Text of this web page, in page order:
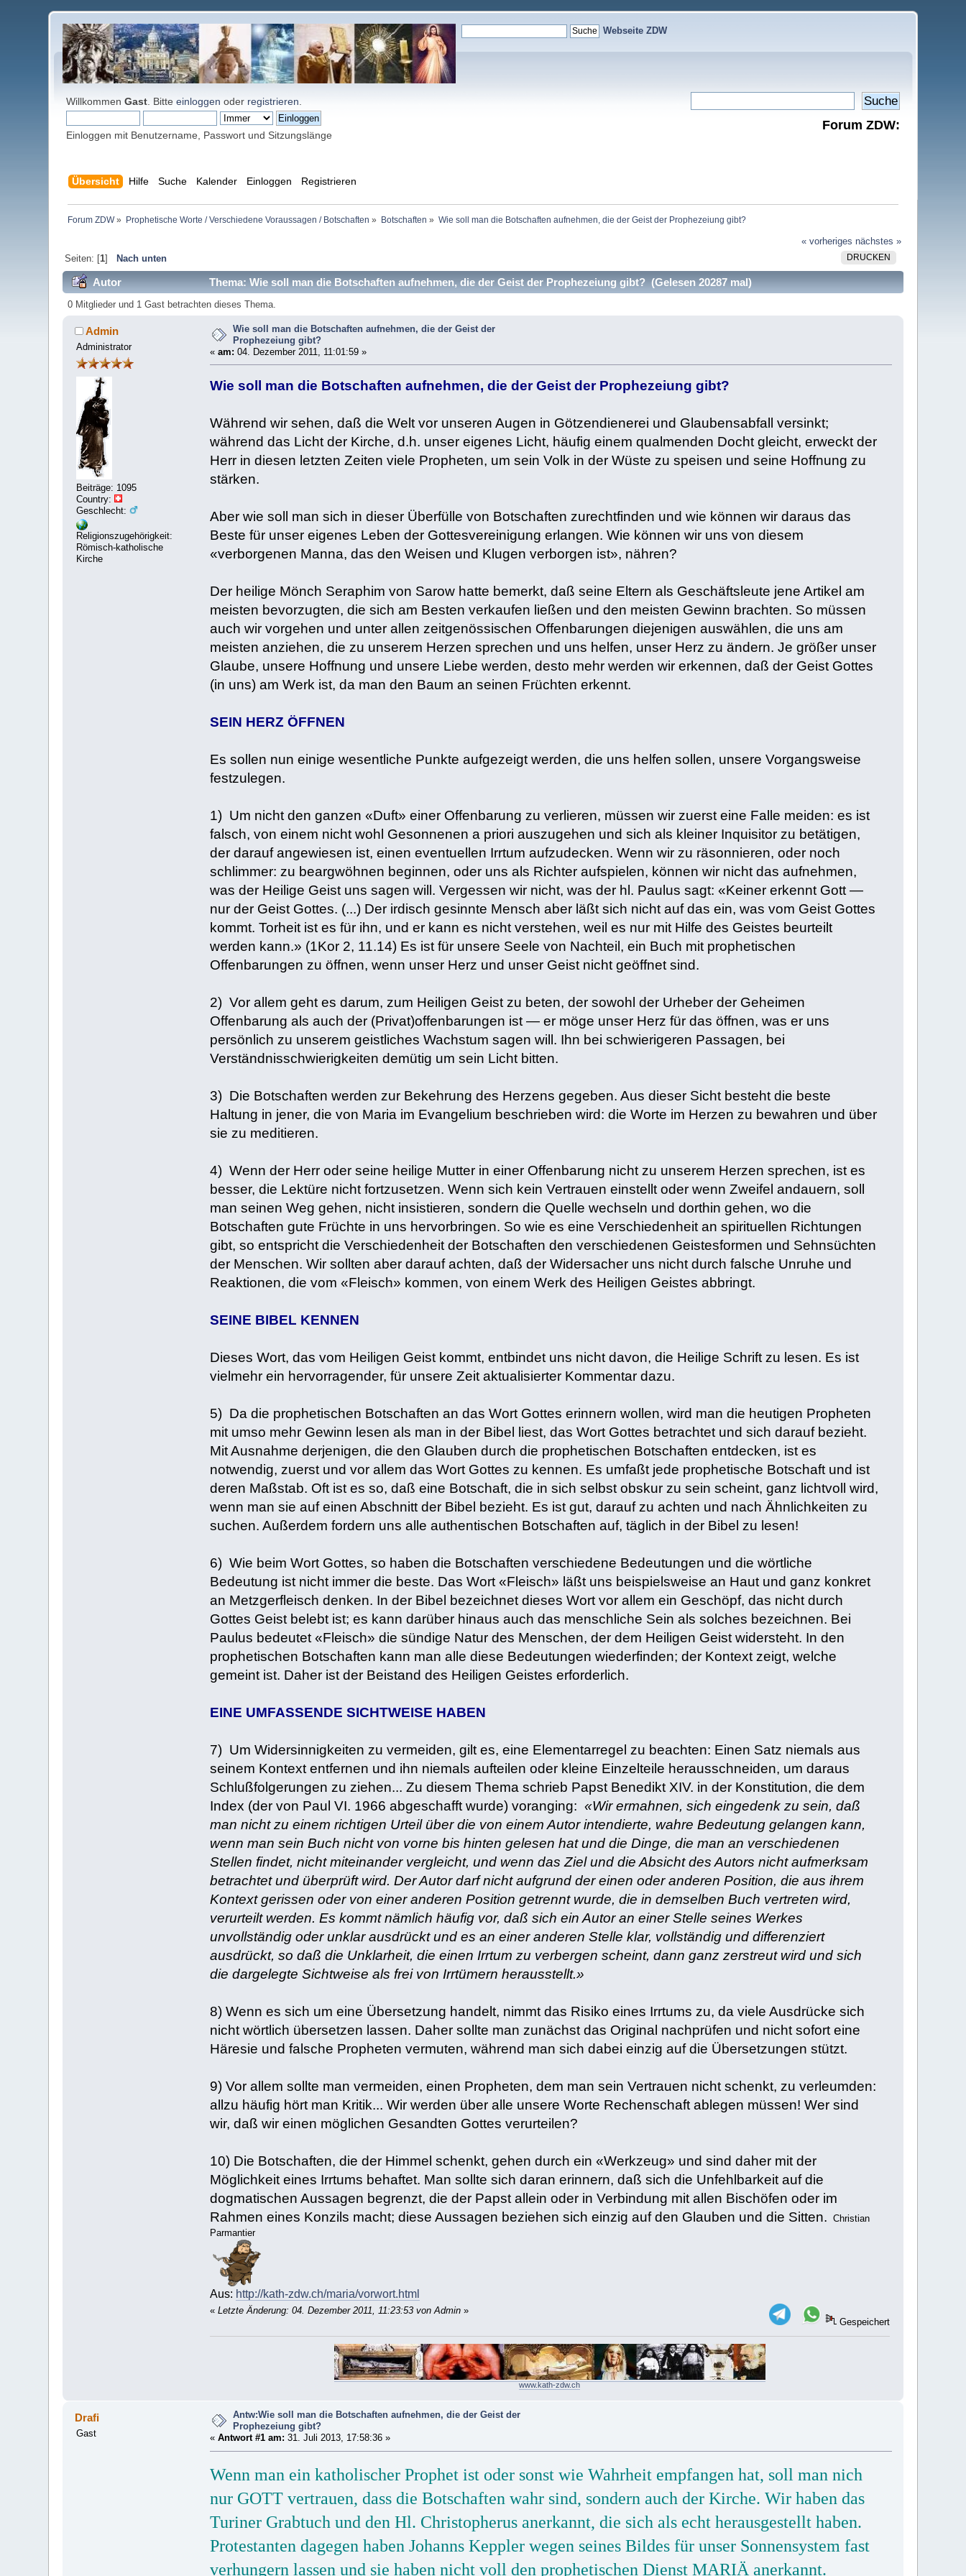
Webseite ZDW
WillkommenGast . Bitteeinloggen oder registrieren
Einloggen mit Benutzername, Passwort und Sitzungslänge
Forum ZDW:
Übersicht Hilfe Suche Kalender Einloggen Registrieren
Forum ZDW» Prophetische Worte / Verschiedene Voraussagen / Botschaften » Botschaften » Wie soll man die Botschaften aufnehmen, die der Geist der Prophezeiung gibt?
« vorheriges nächstes »
DRUCKEN
Seiten: [1] Nach unten
Autor Thema: Wie soll man die Botschaften aufnehmen, die der Geist der Prophezeiung gibt? (Gelesen 20287 mal)
0 Mitglieder und 1 Gast betrachten dieses Thema.
Admin
Administrator
Beiträge: 1095
Country:
Geschlecht:
Religionszugehörigkeit:
Römisch-katholische
Kirche
Wie soll man die Botschaften aufnehmen, die der Geist der
Prophezeiung gibt?
« am: 04. Dezember 2011, 11:01:59 »
Wie soll man die Botschaften aufnehmen, die der Geist der Prophezeiung gibt?
Während wir sehen, daß die Welt vor unseren Augen in Götzendienerei und Glaubensabfall versinkt;
während das Licht der Kirche, d.h. unser eigenes Licht, häufig einem qualmenden Docht gleicht, erweckt der
Herr in diesen letzten Zeiten viele Propheten, um sein Volk in der Wüste zu speisen und seine Hoffnung zu
stärken.
Aber wie soll man sich in dieser Überfülle von Botschaften zurechtfinden und wie können wir daraus das
Beste für unser eigenes Leben der Gottesvereinigung erlangen. Wie können wir uns von diesem
«verborgenen Manna, das den Weisen und Klugen verborgen ist», nähren?
Der heilige Mönch Seraphim von Sarow hatte bemerkt, daß seine Eltern als Geschäftsleute jene Artikel am
meisten bevorzugten, die sich am Besten verkaufen ließen und den meisten Gewinn brachten. So müssen
auch wir vorgehen und unter allen zeitgenössischen Offenbarungen diejenigen auswählen, die uns am
meisten anziehen, die zu unserem Herzen sprechen und uns helfen, unser Herz zu ändern. Je größer unser
Glaube, unsere Hoffnung und unsere Liebe werden, desto mehr werden wir erkennen, daß der Geist Gottes
(in uns) am Werk ist, da man den Baum an seinen Früchten erkennt.
SEIN HERZ ÖFFNEN
Es sollen nun einige wesentliche Punkte aufgezeigt werden, die uns helfen sollen, unsere Vorgangsweise
festzulegen.
1) Um nicht den ganzen «Duft» einer Offenbarung zu verlieren, müssen wir zuerst eine Falle meiden: es ist
falsch, von einem nicht wohl Gesonnenen a priori auszugehen und sich als kleiner Inquisitor zu betätigen,
der darauf angewiesen ist, einen eventuellen Irrtum aufzudecken. Wenn wir zu räsonnieren, oder noch
schlimmer: zu beargwöhnen beginnen, oder uns als Richter aufspielen, können wir nicht das aufnehmen,
was der Heilige Geist uns sagen will. Vergessen wir nicht, was der hl. Paulus sagt: «Keiner erkennt Gott —
nur der Geist Gottes. (...) Der irdisch gesinnte Mensch aber läßt sich nicht auf das ein, was vom Geist Gottes
kommt. Torheit ist es für ihn, und er kann es nicht verstehen, weil es nur mit Hilfe des Geistes beurteilt
werden kann.» (1Kor 2, 11.14) Es ist für unsere Seele von Nachteil, ein Buch mit prophetischen
Offenbarungen zu öffnen, wenn unser Herz und unser Geist nicht geöffnet sind.
2) Vor allem geht es darum, zum Heiligen Geist zu beten, der sowohl der Urheber der Geheimen
Offenbarung als auch der (Privat)offenbarungen ist — er möge unser Herz für das öffnen, was er uns
persönlich zu unserem geistliches Wachstum sagen will. Ihn bei schwierigeren Passagen, bei
Verständnisschwierigkeiten demütig um sein Licht bitten.
3) Die Botschaften werden zur Bekehrung des Herzens gegeben. Aus dieser Sicht besteht die beste
Haltung in jener, die von Maria im Evangelium beschrieben wird: die Worte im Herzen zu bewahren und über
sie zu meditieren.
4) Wenn der Herr oder seine heilige Mutter in einer Offenbarung nicht zu unserem Herzen sprechen, ist es
besser, die Lektüre nicht fortzusetzen. Wenn sich kein Vertrauen einstellt oder wenn Zweifel andauern, soll
man seinen Weg gehen, nicht insistieren, sondern die Quelle wechseln und dorthin gehen, wo die
Botschaften gute Früchte in uns hervorbringen. So wie es eine Verschiedenheit an spirituellen Richtungen
gibt, so entspricht die Verschiedenheit der Botschaften den verschiedenen Geistesformen und Sehnsüchten
der Menschen. Wir sollten aber darauf achten, daß der Widersacher uns nicht durch falsche Unruhe und
Reaktionen, die vom «Fleisch» kommen, von einem Werk des Heiligen Geistes abbringt.
SEINE BIBEL KENNEN
Dieses Wort, das vom Heiligen Geist kommt, entbindet uns nicht davon, die Heilige Schrift zu lesen. Es ist
vielmehr ein hervorragender, für unsere Zeit aktualisierter Kommentar dazu.
5) Da die prophetischen Botschaften an das Wort Gottes erinnern wollen, wird man die heutigen Propheten
mit umso mehr Gewinn lesen als man in der Bibel liest, das Wort Gottes betrachtet und sich darauf bezieht.
Mit Ausnahme derjenigen, die den Glauben durch die prophetischen Botschaften entdecken, ist es
notwendig, zuerst und vor allem das Wort Gottes zu kennen. Es umfaßt jede prophetische Botschaft und ist
deren Maßstab. Oft ist es so, daß eine Botschaft, die in sich selbst obskur zu sein scheint, ganz lichtvoll wird,
wenn man sie auf einen Abschnitt der Bibel bezieht. Es ist gut, darauf zu achten und nach Ähnlichkeiten zu
suchen. Außerdem fordern uns alle authentischen Botschaften auf, täglich in der Bibel zu lesen!
6) Wie beim Wort Gottes, so haben die Botschaften verschiedene Bedeutungen und die wörtliche
Bedeutung ist nicht immer die beste. Das Wort «Fleisch» läßt uns beispielsweise an Haut und ganz konkret
an Metzgerfleisch denken. In der Bibel bezeichnet dieses Wort vor allem ein Geschöpf, das nicht durch
Gottes Geist belebt ist; es kann darüber hinaus auch das menschliche Sein als solches bezeichnen. Bei
Paulus bedeutet «Fleisch» die sündige Natur des Menschen, der dem Heiligen Geist widersteht. In den
prophetischen Botschaften kann man alle diese Bedeutungen wiederfinden; der Kontext zeigt, welche
gemeint ist. Daher ist der Beistand des Heiligen Geistes erforderlich.
EINE UMFASSENDE SICHTWEISE HABEN
7) Um Widersinnigkeiten zu vermeiden, gilt es, eine Elementarregel zu beachten: Einen Satz niemals aus
seinem Kontext entfernen und ihn niemals aufteilen oder kleine Einzelteile herausschneiden, um daraus
Schlußfolgerungen zu ziehen... Zu diesem Thema schrieb Papst Benedikt XIV. in der Konstitution, die dem
Index (der von Paul VI. 1966 abgeschafft wurde) voranging: «Wir ermahnen, sich eingedenk zu sein, daß
man nicht zu einem richtigen Urteil über die von einem Autor intendierte, wahre Bedeutung gelangen kann,
wenn man sein Buch nicht von vorne bis hinten gelesen hat und die Dinge, die man an verschiedenen
Stellen findet, nicht miteinander vergleicht, und wenn das Ziel und die Absicht des Autors nicht aufmerksam
betrachtet und überprüft wird. Der Autor darf nicht aufgrund der einen oder anderen Position, die aus ihrem
Kontext gerissen oder von einer anderen Position getrennt wurde, die in demselben Buch vertreten wird,
verurteilt werden. Es kommt nämlich häufig vor, daß sich ein Autor an einer Stelle seines Werkes
unvollständig oder unklar ausdrückt und es an einer anderen Stelle klar, vollständig und differenziert
ausdrückt, so daß die Unklarheit, die einen Irrtum zu verbergen scheint, dann ganz zerstreut wird und sich
die dargelegte Sichtweise als frei von Irrtümern herausstellt.»
8) Wenn es sich um eine Übersetzung handelt, nimmt das Risiko eines Irrtums zu, da viele Ausdrücke sich
nicht wörtlich übersetzen lassen. Daher sollte man zunächst das Original nachprüfen und nicht sofort eine
Häresie und falsche Propheten vermuten, während man sich dabei einzig auf die Übersetzungen stützt.
9) Vor allem sollte man vermeiden, einen Propheten, dem man sein Vertrauen nicht schenkt, zu verleumden:
allzu häufig hört man Kritik... Wir werden über alle unsere Worte Rechenschaft ablegen müssen! Wer sind
wir, daß wir einen möglichen Gesandten Gottes verurteilen?
10) Die Botschaften, die der Himmel schenkt, gehen durch ein «Werkzeug» und sind daher mit der
Möglichkeit eines Irrtums behaftet. Man sollte sich daran erinnern, daß sich die Unfehlbarkeit auf die
dogmatischen Aussagen begrenzt, die der Papst allein oder in Verbindung mit allen Bischöfen oder im
Rahmen eines Konzils macht; diese Aussagen beziehen sich einzig auf den Glauben und die Sitten. Christian
Parmantier
Aus: http://kath-zdw.ch/maria/vorwort.html
« Letzte Änderung: 04. Dezember 2011, 11:23:53 von Admin »
Gespeichert
www.kath-zdw.ch
Drafi
Gast
Antw:Wie soll man die Botschaften aufnehmen, die der Geist der
Prophezeiung gibt?
« Antwort #1 am: 31. Juli 2013, 17:58:36 »
Wenn man ein katholischer Prophet ist oder sonst wie Wahrheit empfangen hat, soll man nich
nur GOTT vertrauen, dass die Botschaften wahr sind, sondern auch der Kirche. Wir haben das
Turiner Grabtuch und den Hl. Christopherus anerkannt, die sich als echt herausgestellt haben.
Protestanten dagegen haben Johanns Keppler wegen seines Bildes für unser Sonnensystem fast
verhungern lassen und sie haben nicht voll den prophetischen Dienst MARIÄ anerkannt.